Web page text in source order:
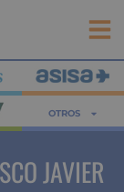
OTROS
JAVIER